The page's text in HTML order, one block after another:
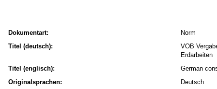
Dokumentart:
Norm
Titel (deutsch):
VOB
Erdarbeiten
Titel (englisch):
German
Originalsprachen:
Deutsch